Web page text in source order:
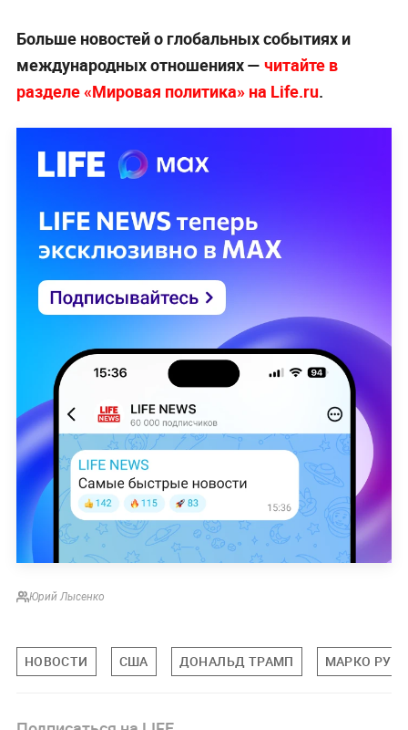
Больше новостей о глобальных событиях и
международных отношениях — читайте в
разделе «Мировая политика» на Life.ru.
Юрий Лысенко
НОВОСТИ США ДОНАЛЬД ТРАМП МАРКО